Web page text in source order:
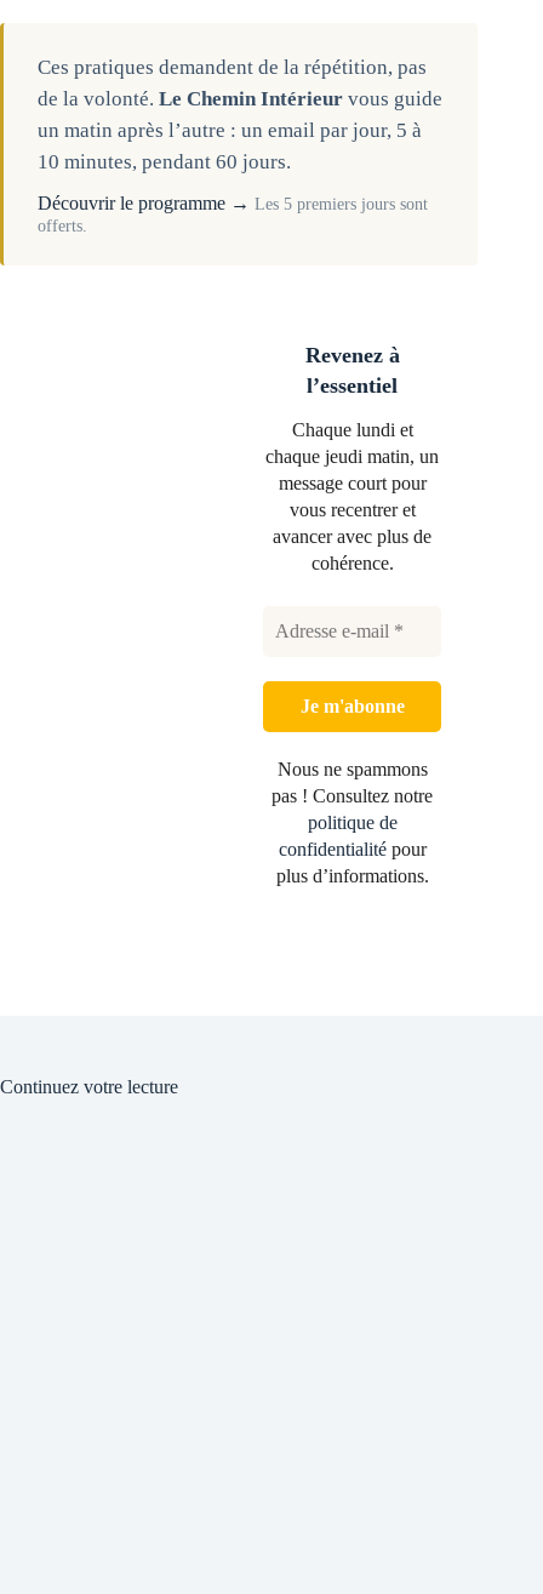
Ces pratiques demandent de la répétition, pas
de la volonté. Le Chemin Intérieur vous guide
un matin après l’autre : un email par jour, 5 à
10 minutes, pendant 60 jours.
Découvrir le programme → Les 5 premiers jours sont
offerts.
Revenez à
l’essentiel
Chaque lundi et
chaque jeudi matin, un
message court pour
vous recentrer et
avancer avec plus de
cohérence.
Nous ne spammons
pas ! Consultez notre
politique de
confidentialitépour
plus d’informations.
Continuez votre lecture